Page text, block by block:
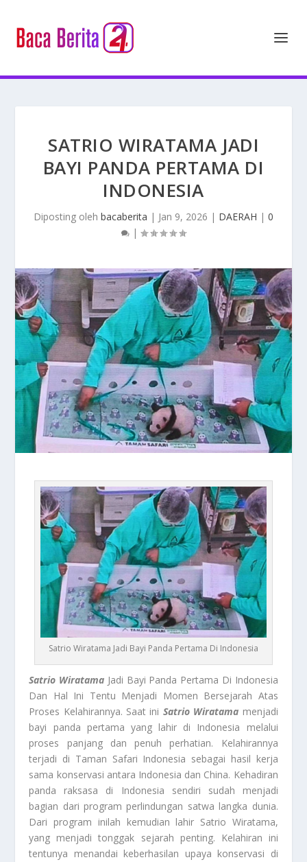
SATRIO WIRATAMA JADI
BAYI PANDA PERTAMA DI
INDONESIA
Diposting oleh bacaberita | Jan 9, 2026 | DAERAH | 0
|
Satrio Wiratama Jadi Bayi Panda Pertama Di Indonesia
Satrio Wiratama Jadi Bayi Panda Pertama Di Indonesia
Dan Hal Ini Tentu Menjadi Momen Bersejarah Atas
Proses Kelahirannya. Saat ini Satrio Wiratama menjadi
bayi panda pertama yang lahir di Indonesia melalui
proses panjang dan penuh perhatian. Kelahirannya
terjadi di Taman Safari Indonesia sebagai hasil kerja
sama konservasi antara Indonesia dan China. Kehadiran
panda raksasa di Indonesia sendiri sudah menjadi
bagian dari program perlindungan satwa langka dunia.
Dari program inilah kemudian lahir Satrio Wiratama,
yang menjadi tonggak sejarah penting. Kelahiran ini
tentunya menandai keberhasilan upaya konservasi di